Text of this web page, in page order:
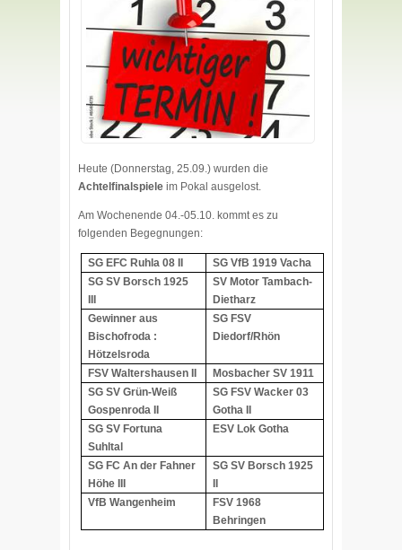
Heute (Donnerstag, 25.09.) wurden die
Achtelfinalspiele im Pokal ausgelost.
Am Wochenende 04.-05.10. kommt es zu
folgenden Begegnungen:
SG EFC Ruhla 08 II
SG VfB 1919 Vacha
SG SV Borsch 1925
III
SV Motor Tambach-
Dietharz
Gewinner aus
Bischofroda :
Hötzelsroda
SG FSV
Diedorf/Rhön
FSV Waltershausen II
Mosbacher SV 1911
SG SV Grün-Weiß
Gospenroda II
SG FSV Wacker 03
Gotha II
SG SV Fortuna
Suhltal
ESV Lok Gotha
SG FC An der Fahner
Höhe III
SG SV Borsch 1925
II
VfB Wangenheim
FSV 1968
Behringen